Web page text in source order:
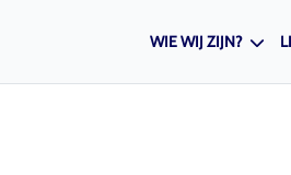
WIE WIJ ZIJN?